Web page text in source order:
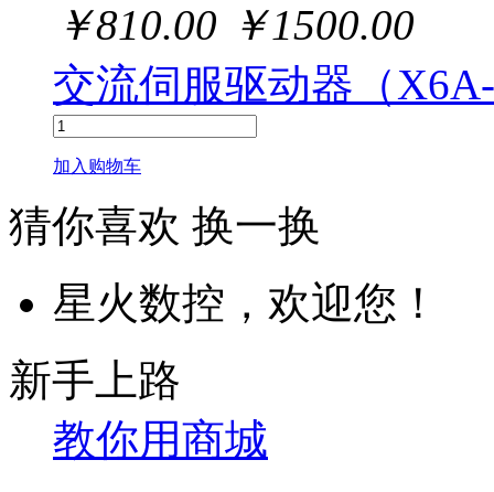
￥810.00 ￥1500.00
交流伺服驱动器（
加入购物车
猜你喜欢 换一换
星火数控，欢迎您！
新手上路
教你用商城